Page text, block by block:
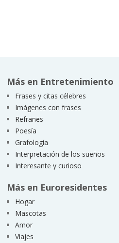
Más en Entretenimiento
Frases y citas célebres
Imágenes con frases
Refranes
Poesía
Grafología
Interpretación de los sueños
Interesante y curioso
Más en Euroresidentes
Hogar
Mascotas
Amor
Viajes